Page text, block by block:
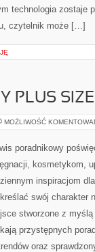
technologia zostaje
czytelnik może […]
PLUS SIZE
MOŻLIWOŚĆ
poradnikowy
kosmetykom,
inspiracjom
swój charakter
stworzone z
przystępnych
oraz